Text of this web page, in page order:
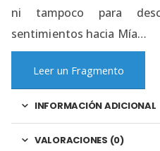
ni tampoco para
sentimientos hacia Mía…
Leer un Fragmento
INFORMACIÓN ADICIONAL
VALORACIONES (0)